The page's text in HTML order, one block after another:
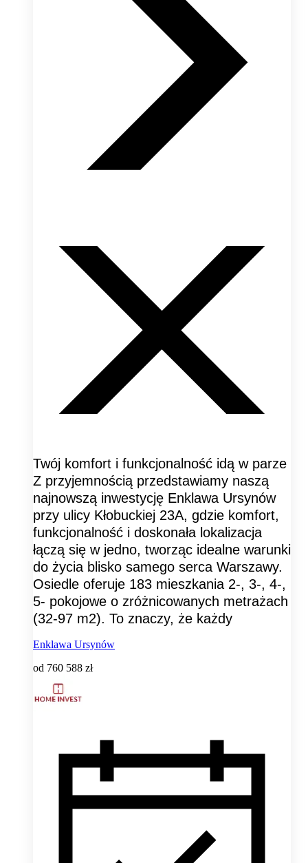
Twój komfort i funkcjonalność idą w parze
Z przyjemnością przedstawiamy naszą
najnowszą inwestycję Enklawa Ursynów
przy ulicy Kłobuckiej 23A, gdzie komfort,
funkcjonalność i doskonała lokalizacja
łączą się w jedno, tworząc idealne warunki
do życia blisko samego serca Warszawy.
Osiedle oferuje 183 mieszkania 2-, 3-, 4-,
5- pokojowe o zróżnicowanych metrażach
(32-97 m2). To znaczy, że każdy
Enklawa Ursynów
od 760 588 zł